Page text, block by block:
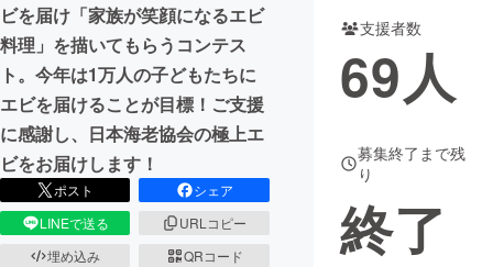
ビを届け「家族が笑顔になるエビ
料理」を描いてもらうコンテス
ト。今年は1万人の子どもたちに
エビを届けることが目標！ご支援
に感謝し、日本海老協会の極上エ
ビをお届けします！
ポスト
シェア
LINEで送る
URLコピー
埋め込み
QRコード
支援者数
69人
募集終了まで残
り
終了